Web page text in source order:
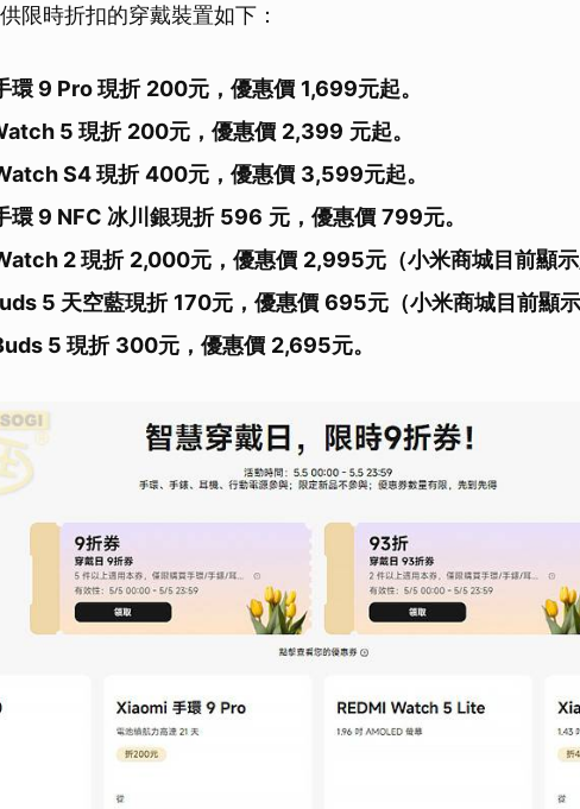
限時折扣的穿戴裝置如下：
環 9 Pro 現折 200元，優惠價 1,699元起。
5 現折 200元，優惠價 2,399 元起。
S4 現折 400元，優惠價 3,599元起。
環 9 NFC 冰川銀現折 596 元，優惠價 799元。
2 現折 2,000元，優惠價 2,995元（小米商城目前顯示
5 天空藍現折 170元，優惠價 695元（小米商城目前顯
5 現折 300元，優惠價 2,695元。